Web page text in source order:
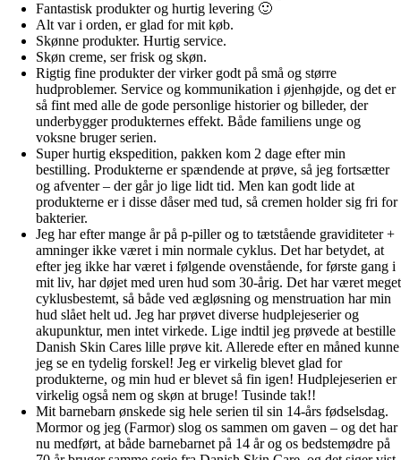
Fantastisk produkter og hurtig levering 🙂
Alt var i orden, er glad for mit køb.
Skønne produkter. Hurtig service.
Skøn creme, ser frisk og skøn.
Rigtig fine produkter der virker godt på små og større
hudproblemer. Service og kommunikation i øjenhøjde, og det er
så fint med alle de gode personlige historier og billeder, der
underbygger produkternes effekt. Både familiens unge og
voksne bruger serien.
Super hurtig ekspedition, pakken kom 2 dage efter min
bestilling. Produkterne er spændende at prøve, så jeg fortsætter
og afventer – der går jo lige lidt tid. Men kan godt lide at
produkterne er i disse dåser med tud, så cremen holder sig fri for
bakterier.
Jeg har efter mange år på p-piller og to tætstående graviditeter +
amninger ikke været i min normale cyklus. Det har betydet, at
efter jeg ikke har været i følgende ovenstående, for første gang i
mit liv, har døjet med uren hud som 30-årig. Det har været meget
cyklusbestemt, så både ved ægløsning og menstruation har min
hud slået helt ud. Jeg har prøvet diverse hudplejeserier og
akupunktur, men intet virkede. Lige indtil jeg prøvede at bestille
Danish Skin Cares lille prøve kit. Allerede efter en måned kunne
jeg se en tydelig forskel! Jeg er virkelig blevet glad for
produkterne, og min hud er blevet så fin igen! Hudplejeserien er
virkelig også nem og skøn at bruge! Tusinde tak!!
Mit barnebarn ønskede sig hele serien til sin 14-års fødselsdag.
Mormor og jeg (Farmor) slog os sammen om gaven – og det har
nu medført, at både barnebarnet på 14 år og os bedstemødre på